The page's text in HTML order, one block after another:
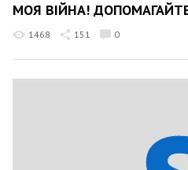
МОЯ ВІЙНА!
1468 151 0